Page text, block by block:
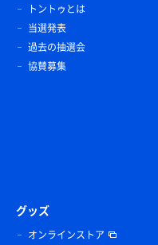
トントゥとは
当選発表
過去の抽選会
協賛募集
グッズ
オンラインストア